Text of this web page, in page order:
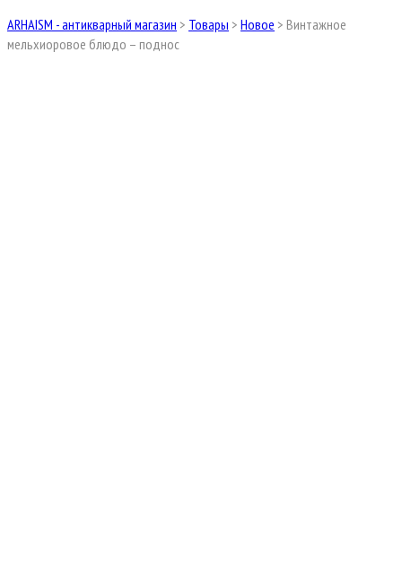
ARHAISM - антикварный магазин > Товары > Новое > Винтажное
мельхиоровое блюдо – поднос